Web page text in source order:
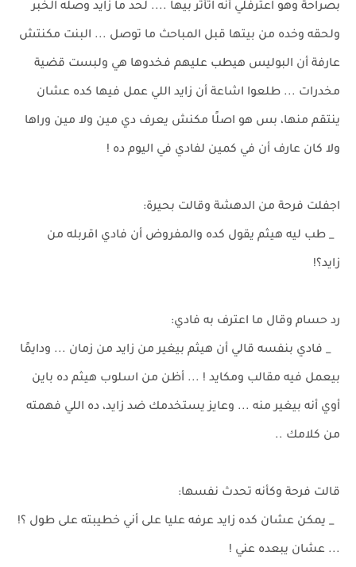
بصراحة وهو اعترفلي أنه اتأثر بيها .... لحد ما زايد وصله الخبر
ولحقه وخده من بيتها قبل المباحث ما توصل ... البنت مكنتش
عارفة أن البوليس هيطب عليهم فخدوها هي ولبست قضية
مخدرات ... طلعوا اشاعة أن زايد اللي عمل فيها كده عشان
ينتقم منها، بس هو اصلًا مكنش يعرف دي مين ولا مين وراها
ولا كان عارف أن في كمين لفادي في اليوم ده !
اجفلت فرحة من الدهشة وقالت بحيرة:
_ طب ليه هيثم يقول كده والمفروض أن فادي اقربله من
زايد؟!
رد حسام وقال ما اعترف به فادي:
_ فادي بنفسه قالي أن هيثم بيغير من زايد من زمان ... ودايمًا
بيعمل فيه مقالب ومكايد ! ... أظن من اسلوب هيثم ده باين
أوي أنه بيغير منه ... وعايز يستخدمك ضد زايد، ده اللي فهمته
من كلامك ..
قالت فرحة وكأنه تحدث نفسها:
_ يمكن عشان كده زايد عرفه عليا على أني خطيبته على طول ؟!
... عشان يبعده عني !